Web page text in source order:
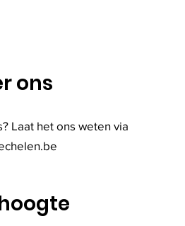
ons
Laat het ons weten via